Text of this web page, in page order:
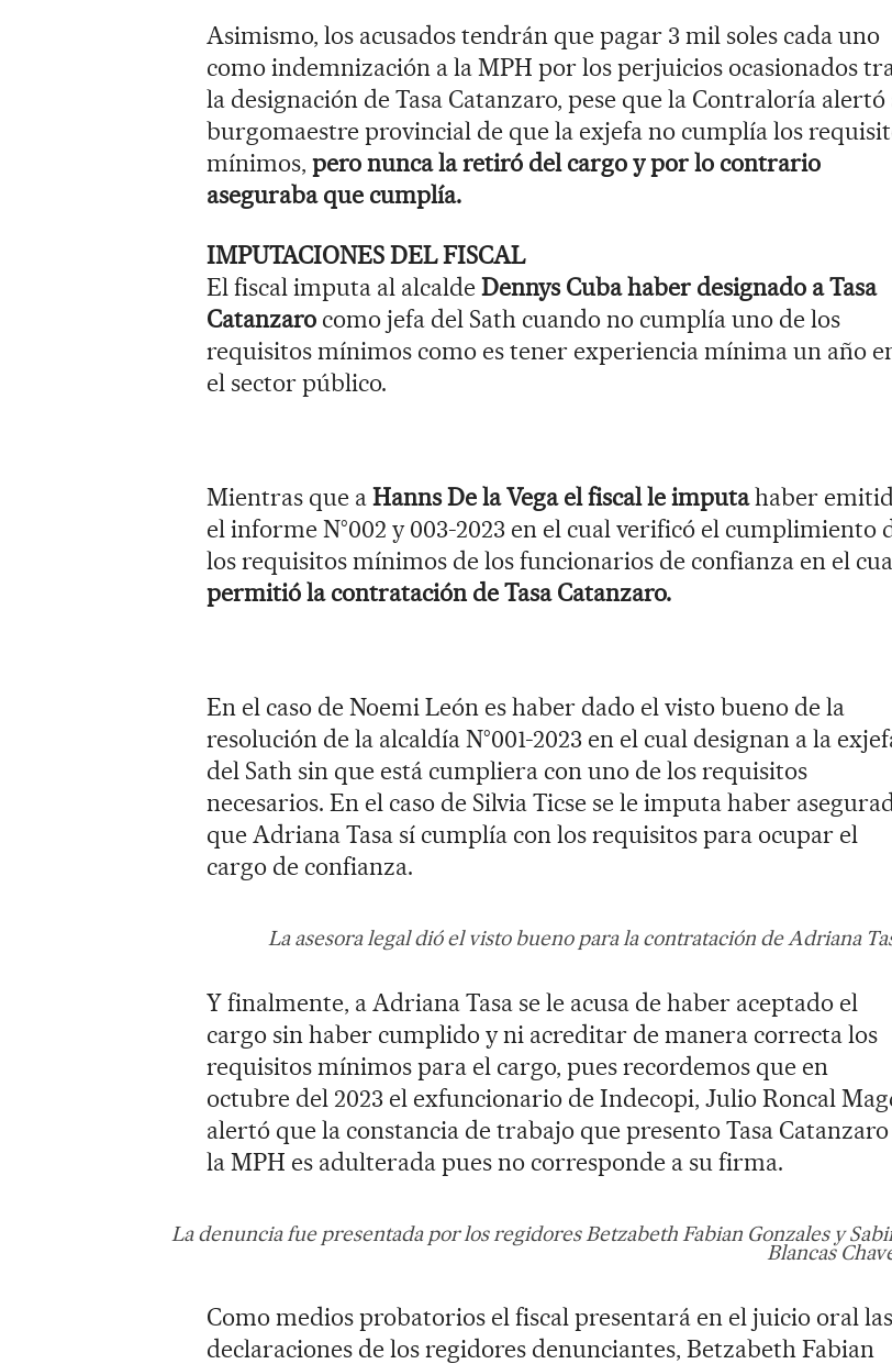
Asimismo, los acusados tendrán que pagar 3 mil soles cada uno
como indemnización a la MPH por los perjuicios ocasionados
la designación de Tasa Catanzaro, pese que la Contraloría alertó
burgomaestre provincial de que la exjefa no cumplía los
mínimos, pero nunca la retiró del cargo y por lo contrario
aseguraba que cumplía.
IMPUTACIONES DEL FISCAL
El fiscal imputa al alcaldeDennys Cuba haber designado a Tasa
Catanzaro como jefa del Sath cuando no cumplía uno de los
requisitos mínimos como es tener experiencia mínima un año
el sector público.
Mientras que aHanns De la Vega el fiscal le imputahaber
el informe N°002 y 003-2023 en el cual verificó el cumplimiento
los requisitos mínimos de los funcionarios de confianza en el
permitió la contratación de Tasa Catanzaro.
En el caso de Noemi León es haber dado el visto bueno de la
resolución de la alcaldía N°001-2023 en el cual designan a la
del Sath sin que está cumpliera con uno de los requisitos
necesarios. En el caso de Silvia Ticse se le imputa haber
que Adriana Tasa sí cumplía con los requisitos para ocupar el
cargo de confianza.
La asesora legal dió el visto bueno para la contratación de Adriana
Y finalmente, a Adriana Tasa se le acusa de haber aceptado el
cargo sin haber cumplido y ni acreditar de manera correcta los
requisitos mínimos para el cargo, pues recordemos que en
octubre del 2023 el exfuncionario de Indecopi, Julio Roncal
alertó que la constancia de trabajo que presento Tasa Catanzaro
la MPH es adulterada pues no corresponde a su firma.
La denuncia fue presentada por los regidores Betzabeth Fabian Gonzales y
Blancas
Como medios probatorios el fiscal presentará en el juicio oral las
declaraciones de los regidores denunciantes, Betzabeth Fabian